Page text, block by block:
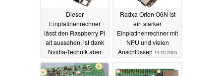
Dieser
Einplatinenrechner
lässt den Raspberry Pi
alt aussehen, ist dank
Nvidia-Technik aber
auch ein ungleich
teurerer Gegner
Radxa Orion O6N ist
ein starker
Einplatinenrechner mit
NPU und vielen
Anschlüssen 14.10.2025